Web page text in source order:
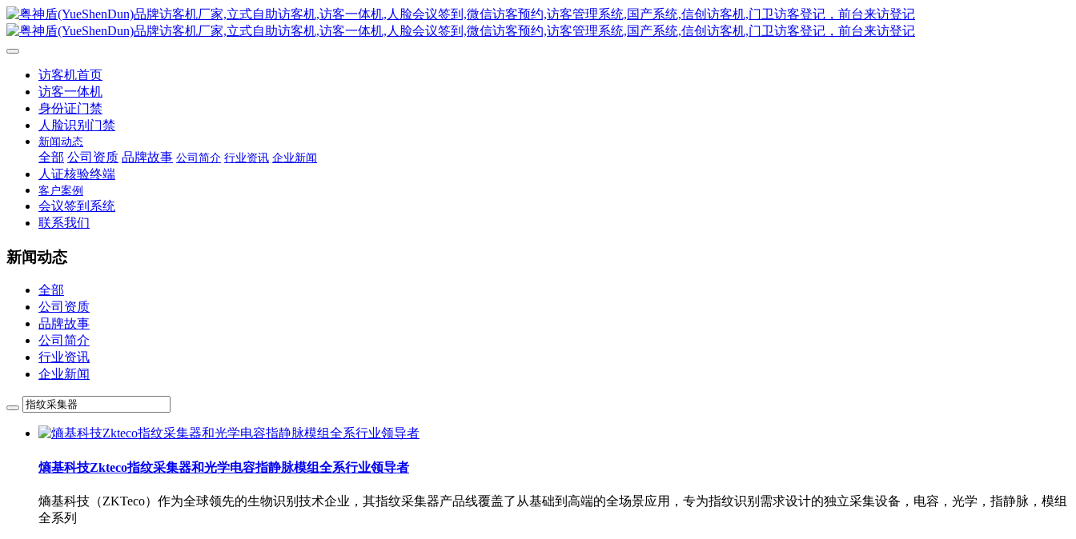
访客机首页
访客一体机
身份证门禁
人脸识别门禁
新闻动态
全部 公司资质 品牌故事 公司简介 行业资讯 企业新闻
人证核验终端
客户案例
会议签到系统
联系我们
新闻动态
全部
公司资质
品牌故事
公司简介
行业资讯
企业新闻
熵基科技Zkteco指纹采集器和光学电容指静脉模组全系行业领导者
熵基科技（ZKTeco）作为全球领先的生物识别技术企业，其指纹采集器产品线覆盖了从基础到高端的全场景应用，专为指纹识别需求设计的独立采集设备，电容，光学，指静脉，模组
全系列